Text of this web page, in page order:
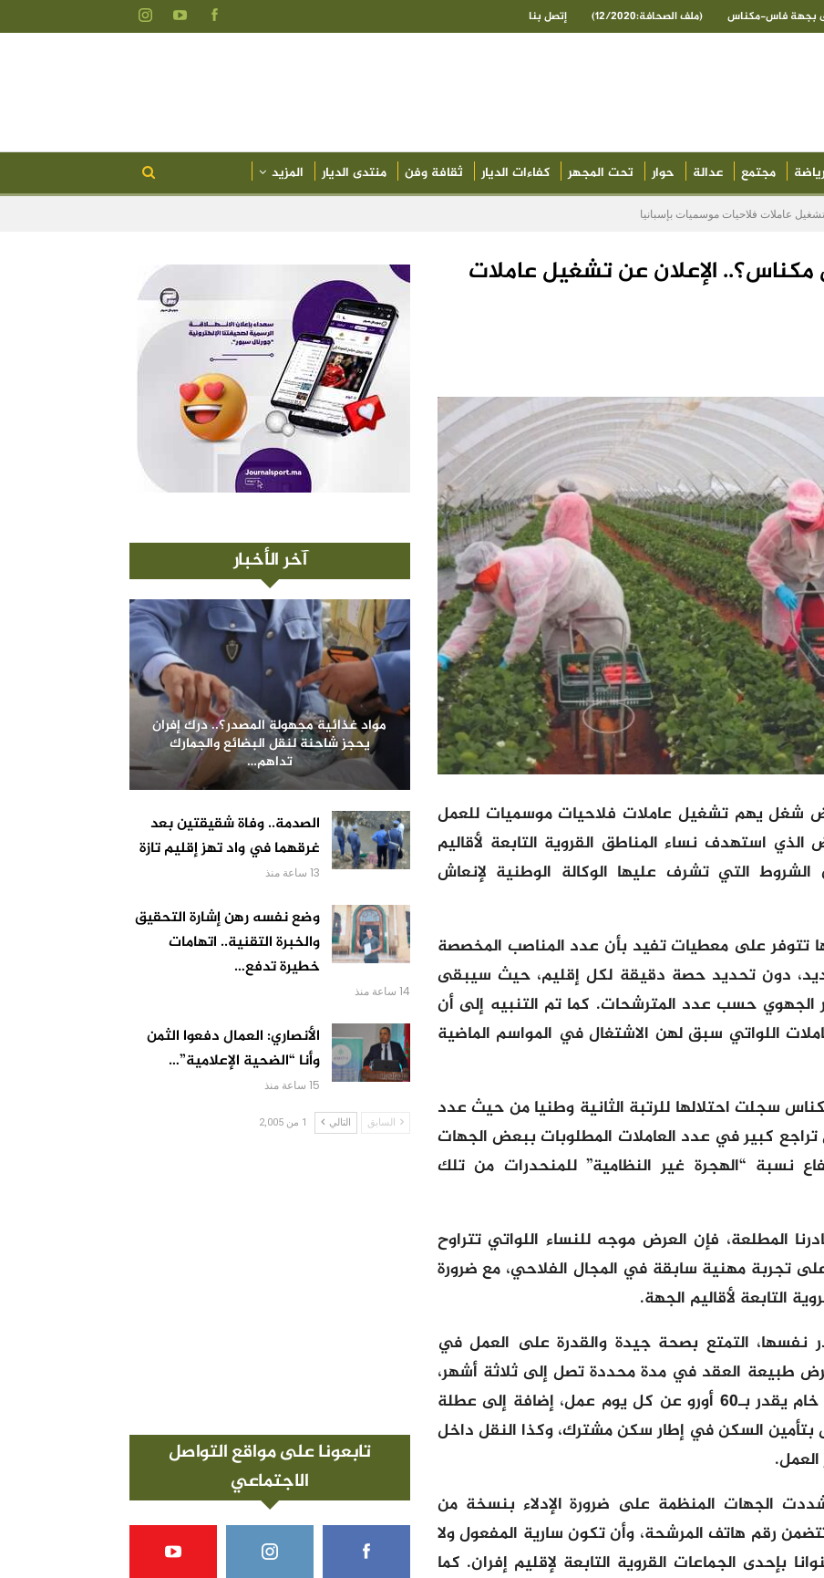
بجهة فاس-مكناس (ملف الصحافة:12/2020) إتصل بنا
رياضة مجتمع عدالة حوار تحت المجهر كفاءات الديار ثقافة وفن منتدى الديار المزيد
مكناس؟.. الإعلان عن تشغيل عاملات
شغل يهم تشغيل عاملات فلاحيات موسميات للعمل
الذي استهدف نساء المناطق القروية التابعة لأقاليم
التي تشرف عليها الوكالة الوطنية لإنعاش
تتوفر على معطيات تفيد بأن عدد المناصب المخصصة
بلغ 1500 منصب جديد، دون تحديد حصة دقيقة لكل إقليم، حيث سيبقى
الجهوي حسب عدد المترشحات. كما تم التنبيه إلى أن
اللواتي سبق لهن الاشتغال في المواسم الماضية
سجلت احتلالها للرتبة الثانية وطنيا من حيث عدد
كبير في عدد العاملات المطلوبات ببعض الجهات
نسبة “الهجرة غير النظامية” للمنحدرات من تلك
المطلعة، فإن العرض موجه للنساء اللواتي تتراوح
سنة، ويتوفرن على تجربة مهنية سابقة في المجال الفلاحي، مع ضرورة
التابعة لأقاليم الجهة.
التمتع بصحة جيدة والقدرة على العمل في
طبيعة العقد في مدة محددة تصل إلى ثلاثة أشهر،
مع فترة تجربة لمدة 15 يوما، مقابل أجر خام يقدر بـ60 أورو عن كل يوم عمل، إضافة إلى عطلة
بتأمين السكن في إطار سكن مشترك، وكذا النقل داخل
الجهات المنظمة على ضرورة الإدلاء بنسخة من
رقم هاتف المرشحة، وأن تكون سارية المفعول ولا
بإحدى الجماعات القروية التابعة لإقليم إفران. كما
آخر الأخبار
مواد غذائية مجهولة المصدر؟.. درك إفران
يحجز شاحنة لنقل البضائع والجمارك
تداهم…
الصدمة.. وفاة شقيقتين بعد
غرقهما في واد تهز إقليم تازة
13 ساعة منذ
وضع نفسه رهن إشارة التحقيق
والخبرة التقنية.. اتهامات
خطيرة تدفع…
14 ساعة منذ
الأنصاري: العمال دفعوا الثمن
وأنا “الضحية الإعلامية”…
15 ساعة منذ
السابق التالي 1 من 2,005
تابعونا على مواقع التواصل
الاجتماعي